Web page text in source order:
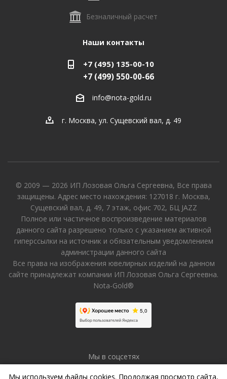
Безналичный расчет
Наши контакты
+7 (495) 135-00-10
+7 (499) 550-00-66
info@nota-gold.ru
г. Москва, ул. Сущевский вал, д. 49
© 2009 — 2026 ИП Лозовая Ольга Сергеевна, Все права
защищены. Адрес место нахождения: 127018 г. Москва,
Сущевский вал, д. 49, 7 этаж, офис 702, БЦ JAZZ
Полное или частичное воспроизведение материалов
данного сайта разрешено только с указанием активной
гиперссылки на источник и обязательным уведомлением
администрации данного сайта
Все права на изображения ювелирных изделий на данном
сайте принадлежат компании ИП Лозовая Ольга Сергеевна.
Nota-Gold®
Мы в соцсетях
Мы используем файлы cookies. Продолжая просмотр сайта,